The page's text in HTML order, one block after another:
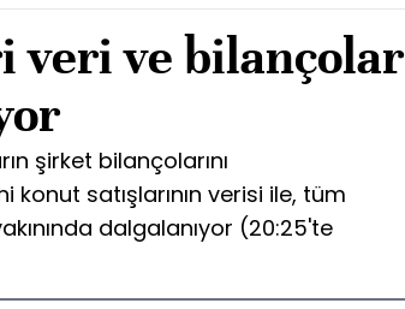
veri ve bilançolar
şirket bilançolarını
satışlarının verisi ile, tüm
dalgalanıyor (20:25'te